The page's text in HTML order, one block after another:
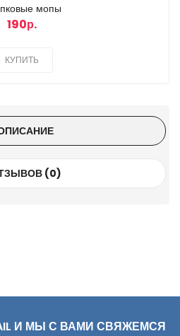
мопы
190р.
КУПИТЬ
(0)
И МЫ С ВАМИ СВЯЖЕМСЯ